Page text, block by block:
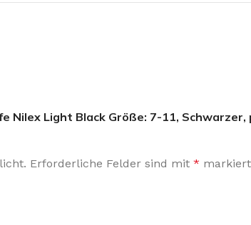
Nilex Light Black Größe: 7-11,
Erforderliche Felder sind mit * markiert